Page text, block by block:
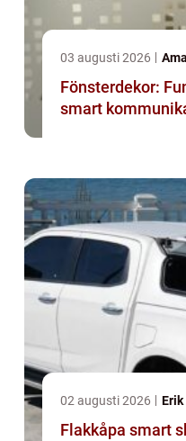
03 augusti 2026
Fönsterdekor:
smart
02 augusti 2026 Erik
Flakkåpa smart skydd och extra